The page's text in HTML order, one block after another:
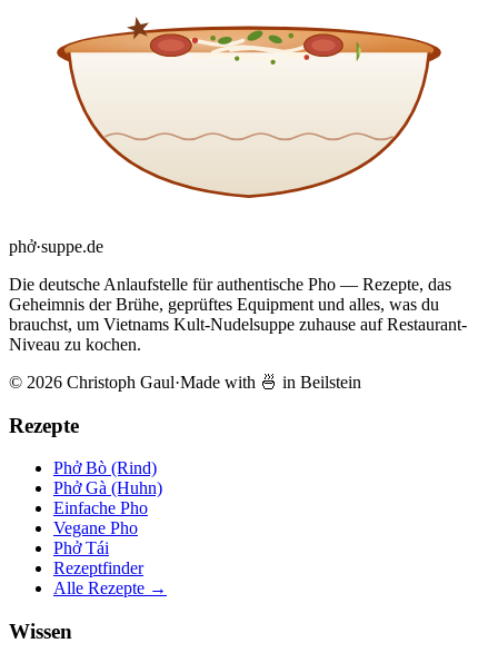
phở·suppe.de
Die deutsche Anlaufstelle für authentische Pho — Rezepte, das
Geheimnis der Brühe, geprüftes Equipment und alles, was du
brauchst, um Vietnams Kult-Nudelsuppe zuhause auf Restaurant-
Niveau zu kochen.
© 2026 Christoph Gaul·Made with 🍜 in Beilstein
Rezepte
Phở Bò (Rind)
Phở Gà (Huhn)
Einfache Pho
Vegane Pho
Phở Tái
Rezeptfinder
Alle Rezepte →
Wissen